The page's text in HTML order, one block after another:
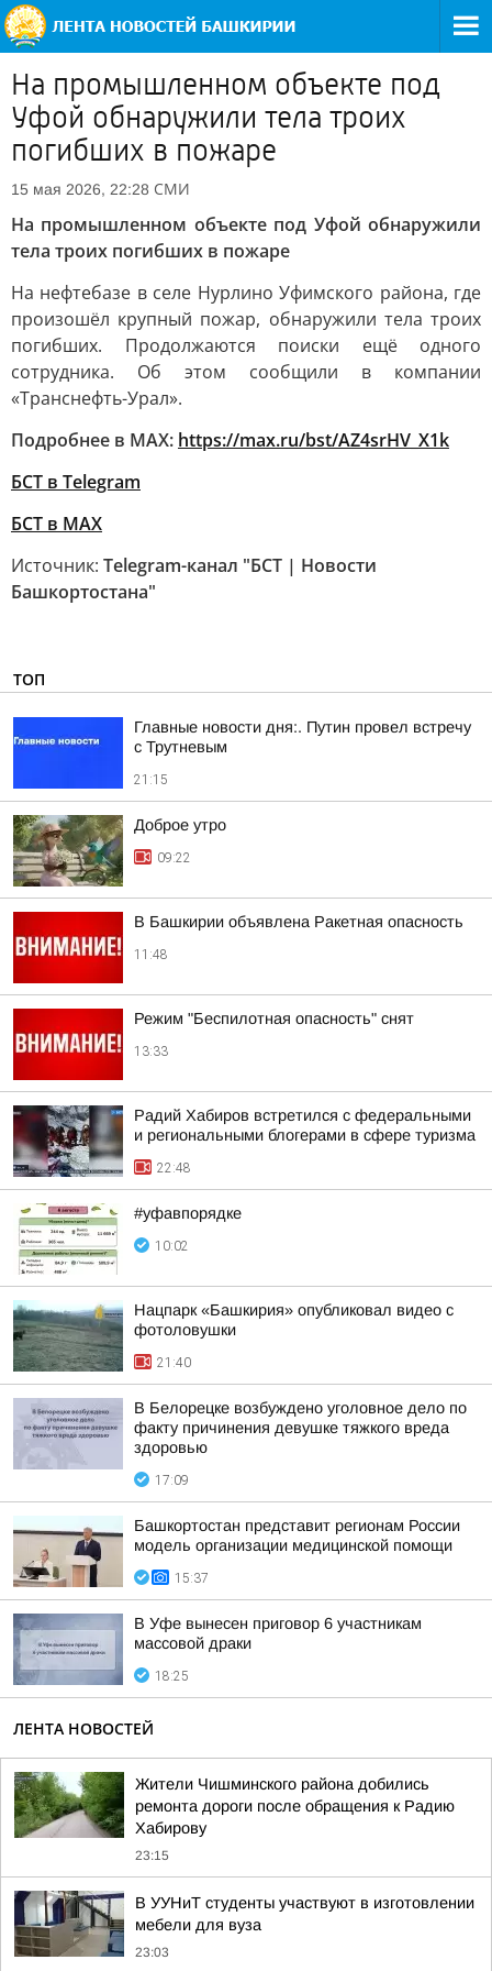
На промышленном объекте под
Уфой обнаружили тела троих
погибших в пожаре
15 мая 2026, 22:28 СМИ
На промышленном объекте под Уфой обнаружили
тела троих погибших в пожаре
На нефтебазе в селе Нурлино Уфимского района, где
произошёл крупный пожар, обнаружили тела троих
погибших. Продолжаются поиски ещё одного
сотрудника. Об этом сообщили в компании
«Транснефть-Урал».
Подробнее в MAX: https://max.ru/bst/AZ4srHV_X1k
БСТ в Telegram
БСТ в МАХ
Источник: Telegram-канал "БСТ | Новости
Башкортостана"
ТОП
Главные новости дня:. Путин провел встречу
с Трутневым
21:15
Доброе утро
09:22
В Башкирии объявлена Ракетная опасность
11:48
Режим "Беспилотная опасность" снят
13:33
Радий Хабиров встретился с федеральными
и региональными блогерами в сфере туризма
22:48
#уфавпорядке
10:02
Нацпарк «Башкирия» опубликовал видео с
фотоловушки
21:40
В Белорецке возбуждено уголовное дело по
факту причинения девушке тяжкого вреда
здоровью
17:09
Башкортостан представит регионам России
модель организации медицинской помощи
15:37
В Уфе вынесен приговор 6 участникам
массовой драки
18:25
ЛЕНТА НОВОСТЕЙ
Жители Чишминского района добились
ремонта дороги после обращения к Радию
Хабирову
23:15
В УУНиТ студенты участвуют в изготовлении
мебели для вуза
23:03